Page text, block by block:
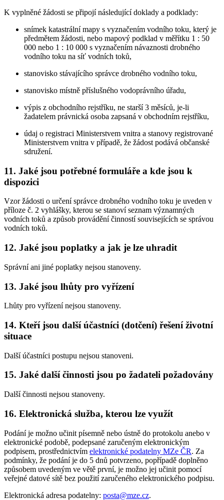
K vyplněné žádosti se připojí následující doklady a podklady:
snímek katastrální mapy s vyznačením vodního toku, který je
předmětem žádosti, nebo mapový podklad v měřítku 1 : 50
000 nebo 1 : 10 000 s vyznačením návaznosti drobného
vodního toku na síť vodních toků,
stanovisko stávajícího správce drobného vodního toku,
stanovisko místně příslušného vodoprávního úřadu,
výpis z obchodního rejstříku, ne starší 3 měsíců, je-li
žadatelem právnická osoba zapsaná v obchodním rejstříku,
údaj o registraci Ministerstvem vnitra a stanovy registrované
Ministerstvem vnitra v případě, že žádost podává občanské
sdružení.
11. Jaké jsou potřebné formuláře a kde jsou k
dispozici
Vzor žádosti o určení správce drobného vodního toku je uveden v
příloze č. 2 vyhlášky, kterou se stanoví seznam významných
vodních toků a způsob provádění činností souvisejících se správou
vodních toků.
12. Jaké jsou poplatky a jak je lze uhradit
Správní ani jiné poplatky nejsou stanoveny.
13. Jaké jsou lhůty pro vyřízení
Lhůty pro vyřízení nejsou stanoveny.
14. Kteří jsou další účastníci (dotčení) řešení životní
situace
Další účastníci postupu nejsou stanoveni.
15. Jaké další činnosti jsou po žadateli požadovány
Další činnosti nejsou stanoveny.
16. Elektronická služba, kterou lze využít
Podání je možno učinit písemně nebo ústně do protokolu anebo v
elektronické podobě, podepsané zaručeným elektronickým
podpisem, prostřednictvím elektronické podatelny MZe ČR. Za
podmínky, že podání je do 5 dnů potvrzeno, popřípadě doplněno
způsobem uvedeným ve větě první, je možno jej učinit pomocí
veřejné datové sítě bez použití zaručeného elektronického podpisu.
Elektronická adresa podatelny: posta@mze.cz.